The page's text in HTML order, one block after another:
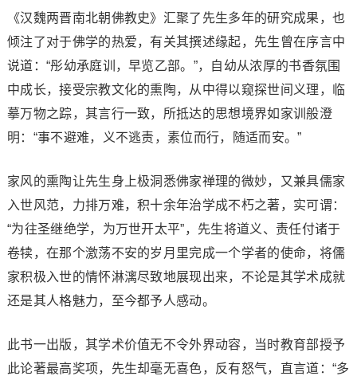
《汉魏两晋南北朝佛教史》汇聚了先生多年的研究成果，也
倾注了对于佛学的热爱，有关其撰述缘起，先生曾在序言中
说道：“彤幼承庭训，早览乙部。”，自幼从浓厚的书香氛围
中成长，接受宗教文化的熏陶，从中得以窥探世间义理，临
摹万物之踪，其言行一致，所抵达的思想境界如家训般澄
明：“事不避难，义不逃责，素位而行，随适而安。”
家风的熏陶让先生身上极洞悉佛家禅理的微妙，又兼具儒家
入世风范，力排万难，积十余年治学成不朽之著，实可谓：
“为往圣继绝学，为万世开太平”，先生将道义、责任付诸于
卷犊，在那个激荡不安的岁月里完成一个学者的使命，将儒
家积极入世的情怀淋漓尽致地展现出来，不论是其学术成就
还是其人格魅力，至今都予人感动。
此书一出版，其学术价值无不令外界动容，当时教育部授予
此论著最高奖项，先生却毫无喜色，反有怒气，直言道：“多